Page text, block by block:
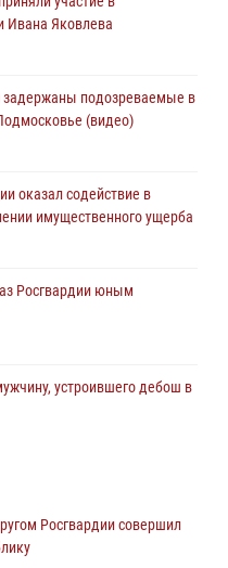
Ивана Яковлева
задержаны подозреваемые в
(видео)
оказал содействие в
имущественного ущерба
Росгвардии юным
устроившего дебош в
Росгвардии
Росгвардии совершил